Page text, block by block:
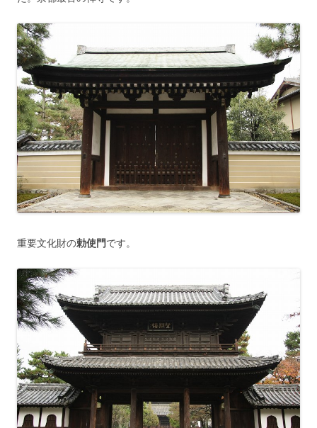
重要文化財の勅使門です。